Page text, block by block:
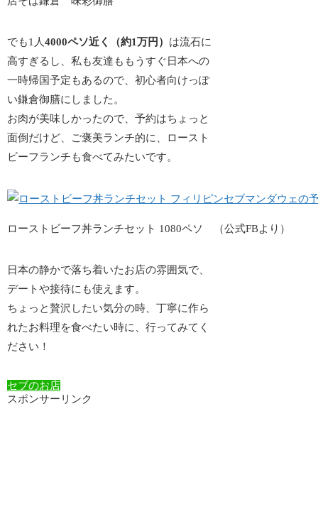
でも1人4000ペソ近く（約1万円） は流石に
高すぎる し、私も友達ももうすぐ日本への
一時帰国予定もあるので、初心者向けっぽ
い鎌倉御膳にしました。
お肉が美味しかったので、予約はちょっと
面倒だけど、ご褒美ランチ的に、ロースト
ビーフランチも食べてみたいです。
ローストビーフ丼ランチセット 1080ペソ （公式FBより）
日本の静かで落ち着いたお店の雰囲気で、
デートや接待にも使えます。
ちょっと贅沢したい気分の時、丁寧に作ら
れたお料理を食べたい時に、行ってみてく
ださい！
セブのお店
スポンサーリンク